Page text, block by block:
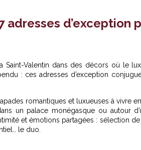
d’exception
Saint-Valentin dans des décors où le
: ces adresses d’exception
romantiques et luxueuses à vivre
un palace monégasque ou autour
et émotions partagées : sélection
le duo.